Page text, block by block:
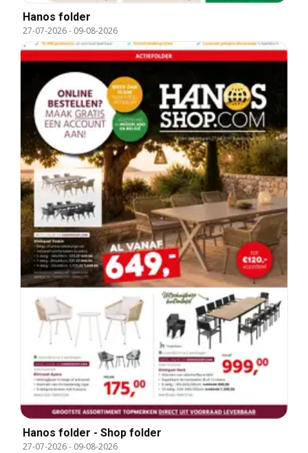
Hanos folder
27-07-2026- 09-08-2026
Hanos folder - Shop folder
27-07-2026- 09-08-2026